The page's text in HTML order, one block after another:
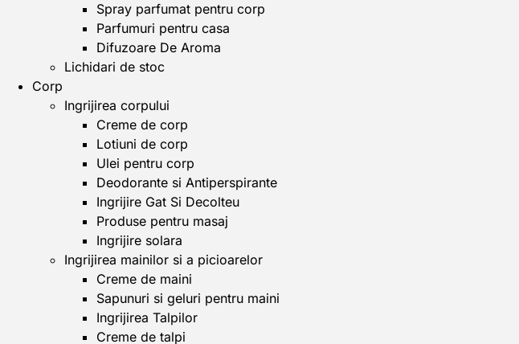
Spray parfumat pentru corp
Parfumuri pentru casa
Difuzoare De Aroma
Lichidari de stoc
Corp
Ingrijirea corpului
Creme de corp
Lotiuni de corp
Ulei pentru corp
Deodorante si Antiperspirante
Ingrijire Gat Si Decolteu
Produse pentru masaj
Ingrijire solara
Ingrijirea mainilor si a picioarelor
Creme de maini
Sapunuri si geluri pentru maini
Ingrijirea Talpilor
Creme de talpi